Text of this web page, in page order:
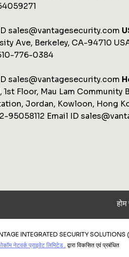
sales@vantagesecurity.com
Ave, Berkeley, CA-94710
776-0384
sales@vantagesecurity.com
1st Floor, Mau Lam Community
Jordan, Kowloon, Hong
95058112 Email ID
INTEGRATED SECURITY SOLUTIONS (P)
नेटवर्क प्राइवेट लिमिटेड . द्वारा विकसित एवं प्रबंधित